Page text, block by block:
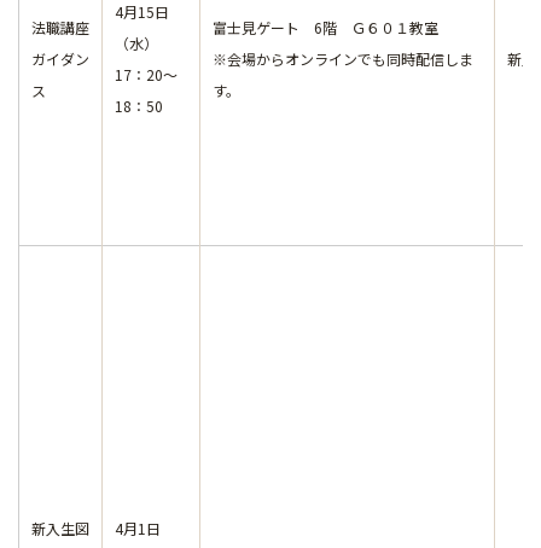
法職講座
ガイダン
ス
4月15日
（水）
17：20～
18：50
富士見ゲート 6階 Ｇ６０１教室
※会場からオンラインでも同時配信しま
す。
新入
新入生図
4月1日